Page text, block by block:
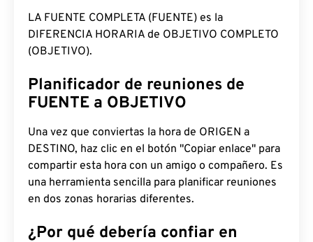
LA FUENTE COMPLETA (FUENTE) es la
DIFERENCIA HORARIA de OBJETIVO COMPLETO
(OBJETIVO).
Planificador de reuniones de
FUENTE a OBJETIVO
Una vez que conviertas la hora de ORIGEN a
DESTINO, haz clic en el botón "Copiar enlace" para
compartir esta hora con un amigo o compañero. Es
una herramienta sencilla para planificar reuniones
en dos zonas horarias diferentes.
¿Por qué debería confiar en